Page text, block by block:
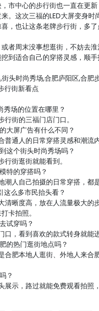
市中心的步行街也一直在更
。这次三福的LED大屏变身
，也让这条老牌步行街，多了
者周末没事想逛街，不妨去
到适合自己的穿搭灵感，顺
头时尚秀场,合肥庐阳区,合
行街新看点
秀场的位置在哪里？
街的三福门店门口。
大屏广告有什么不同？
通人的日常穿搭灵感和潮流
这个街头时尚秀场吗？
街逛街就能看到。
特的穿搭吗？
人自己拍摄的日常穿搭，都
这么多市民抬头看？
清晰度高，放在人流量极大的
卡拍照。
试穿吗？
，看到喜欢的款式转身就能
的热门逛街地点吗？
合肥本地人逛街、外地人来合
？
示，路过就能免费观看拍照